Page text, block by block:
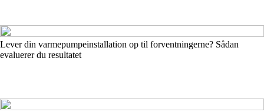
Lever din varmepumpeinstallation op til forventningerne? Sådan
evaluerer du resultatet